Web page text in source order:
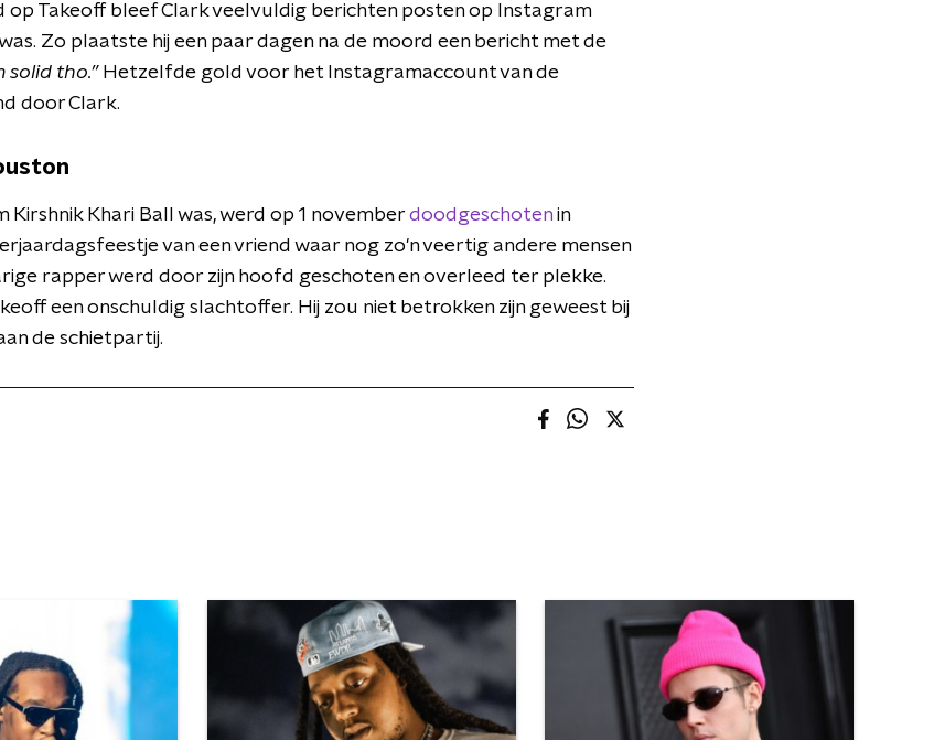
op Takeoff bleef Clark veelvuldig berichten posten op Instagram
Zo plaatste hij een paar dagen na de moord een bericht met de
solid tho.”Hetzelfde gold voor het Instagramaccount van de
door Clark.
Kirshnik Khari Ball was, werd op 1 novemberdoodgeschoten in
van een vriend waar nog zo'n veertig andere mensen
rapper werd door zijn hoofd geschoten en overleed ter plekke.
een onschuldig slachtoffer. Hij zou niet betrokken zijn geweest bij
de schietpartij.